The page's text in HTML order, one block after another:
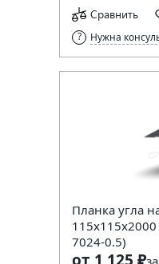
Сравнить
Нужна
Планка угла
7024-0.5)
за